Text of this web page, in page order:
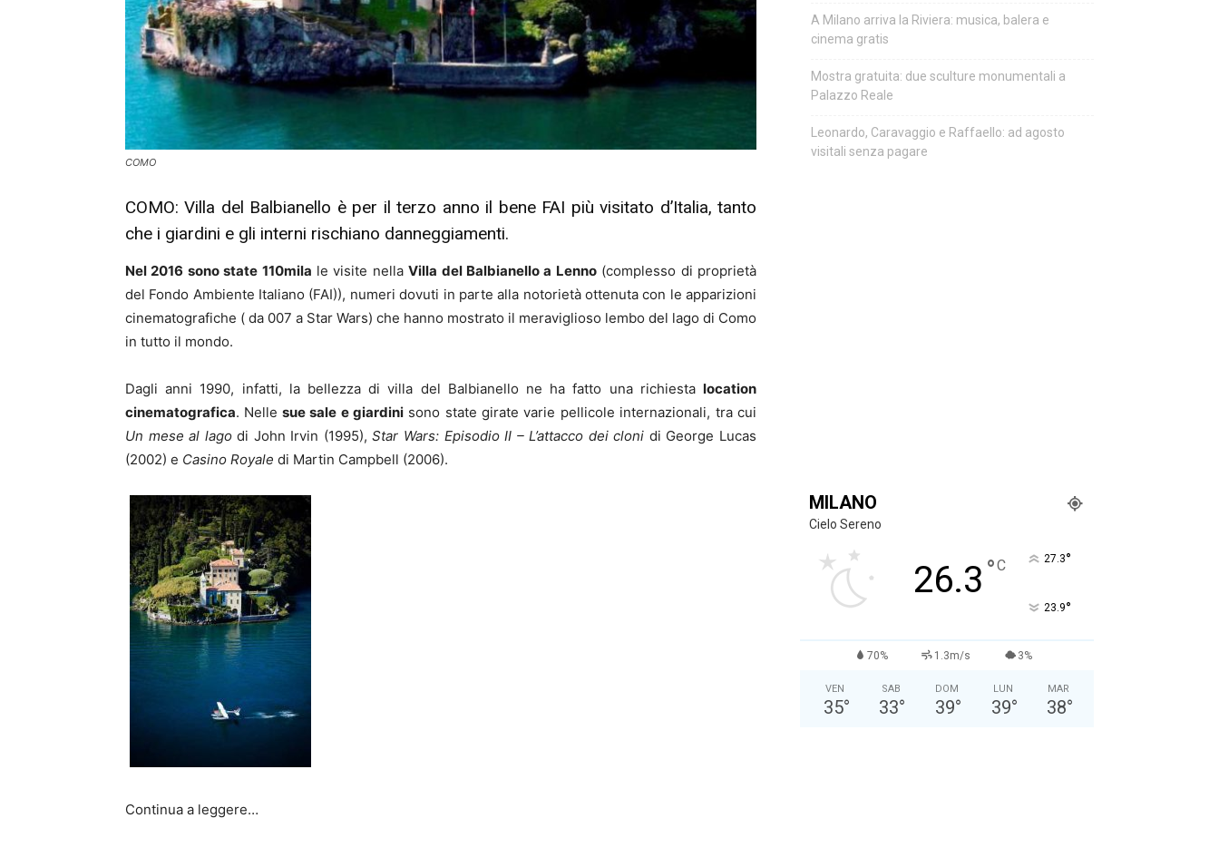
COMO
COMO: Villa del Balbianello è per il terzo anno il bene FAI più visitato d’Italia, tanto
che i giardini e gli interni rischiano danneggiamenti.
Nel 2016 sono state 110mila le visite nellaVilla del Balbianello a Lenno(complesso di proprietà
del Fondo Ambiente Italiano (FAI)), numeri dovuti in parte alla notorietà ottenuta con le apparizioni
cinematografiche ( da 007 a Star Wars) che hanno mostrato il meraviglioso lembo del lago di Como
in tutto il mondo.
Dagli anni 1990, infatti, la bellezza di villa del Balbianello ne ha fatto una richiesta location
cinematografica. Nelle sue sale e giardinisono state girate varie pellicole internazionali, tra cui
Un mese al lagodi John Irvin (1995),Star Wars: Episodio II – L’attacco dei cloni di George Lucas
(2002) e Casino Royale di Martin Campbell (2006).
Continua a leggere…
A Milano arriva la Riviera: musica, balera e
cinema gratis
Mostra gratuita: due sculture monumentali a
Palazzo Reale
Leonardo, Caravaggio e Raffaello: ad agosto
visitali senza pagare
MILANO
Cielo Sereno
26.3 °C 27.3°
23.9°
70% 1.3m/s 3%
VEN
35°
SAB
33°
DOM
39°
LUN
39°
MAR
38°